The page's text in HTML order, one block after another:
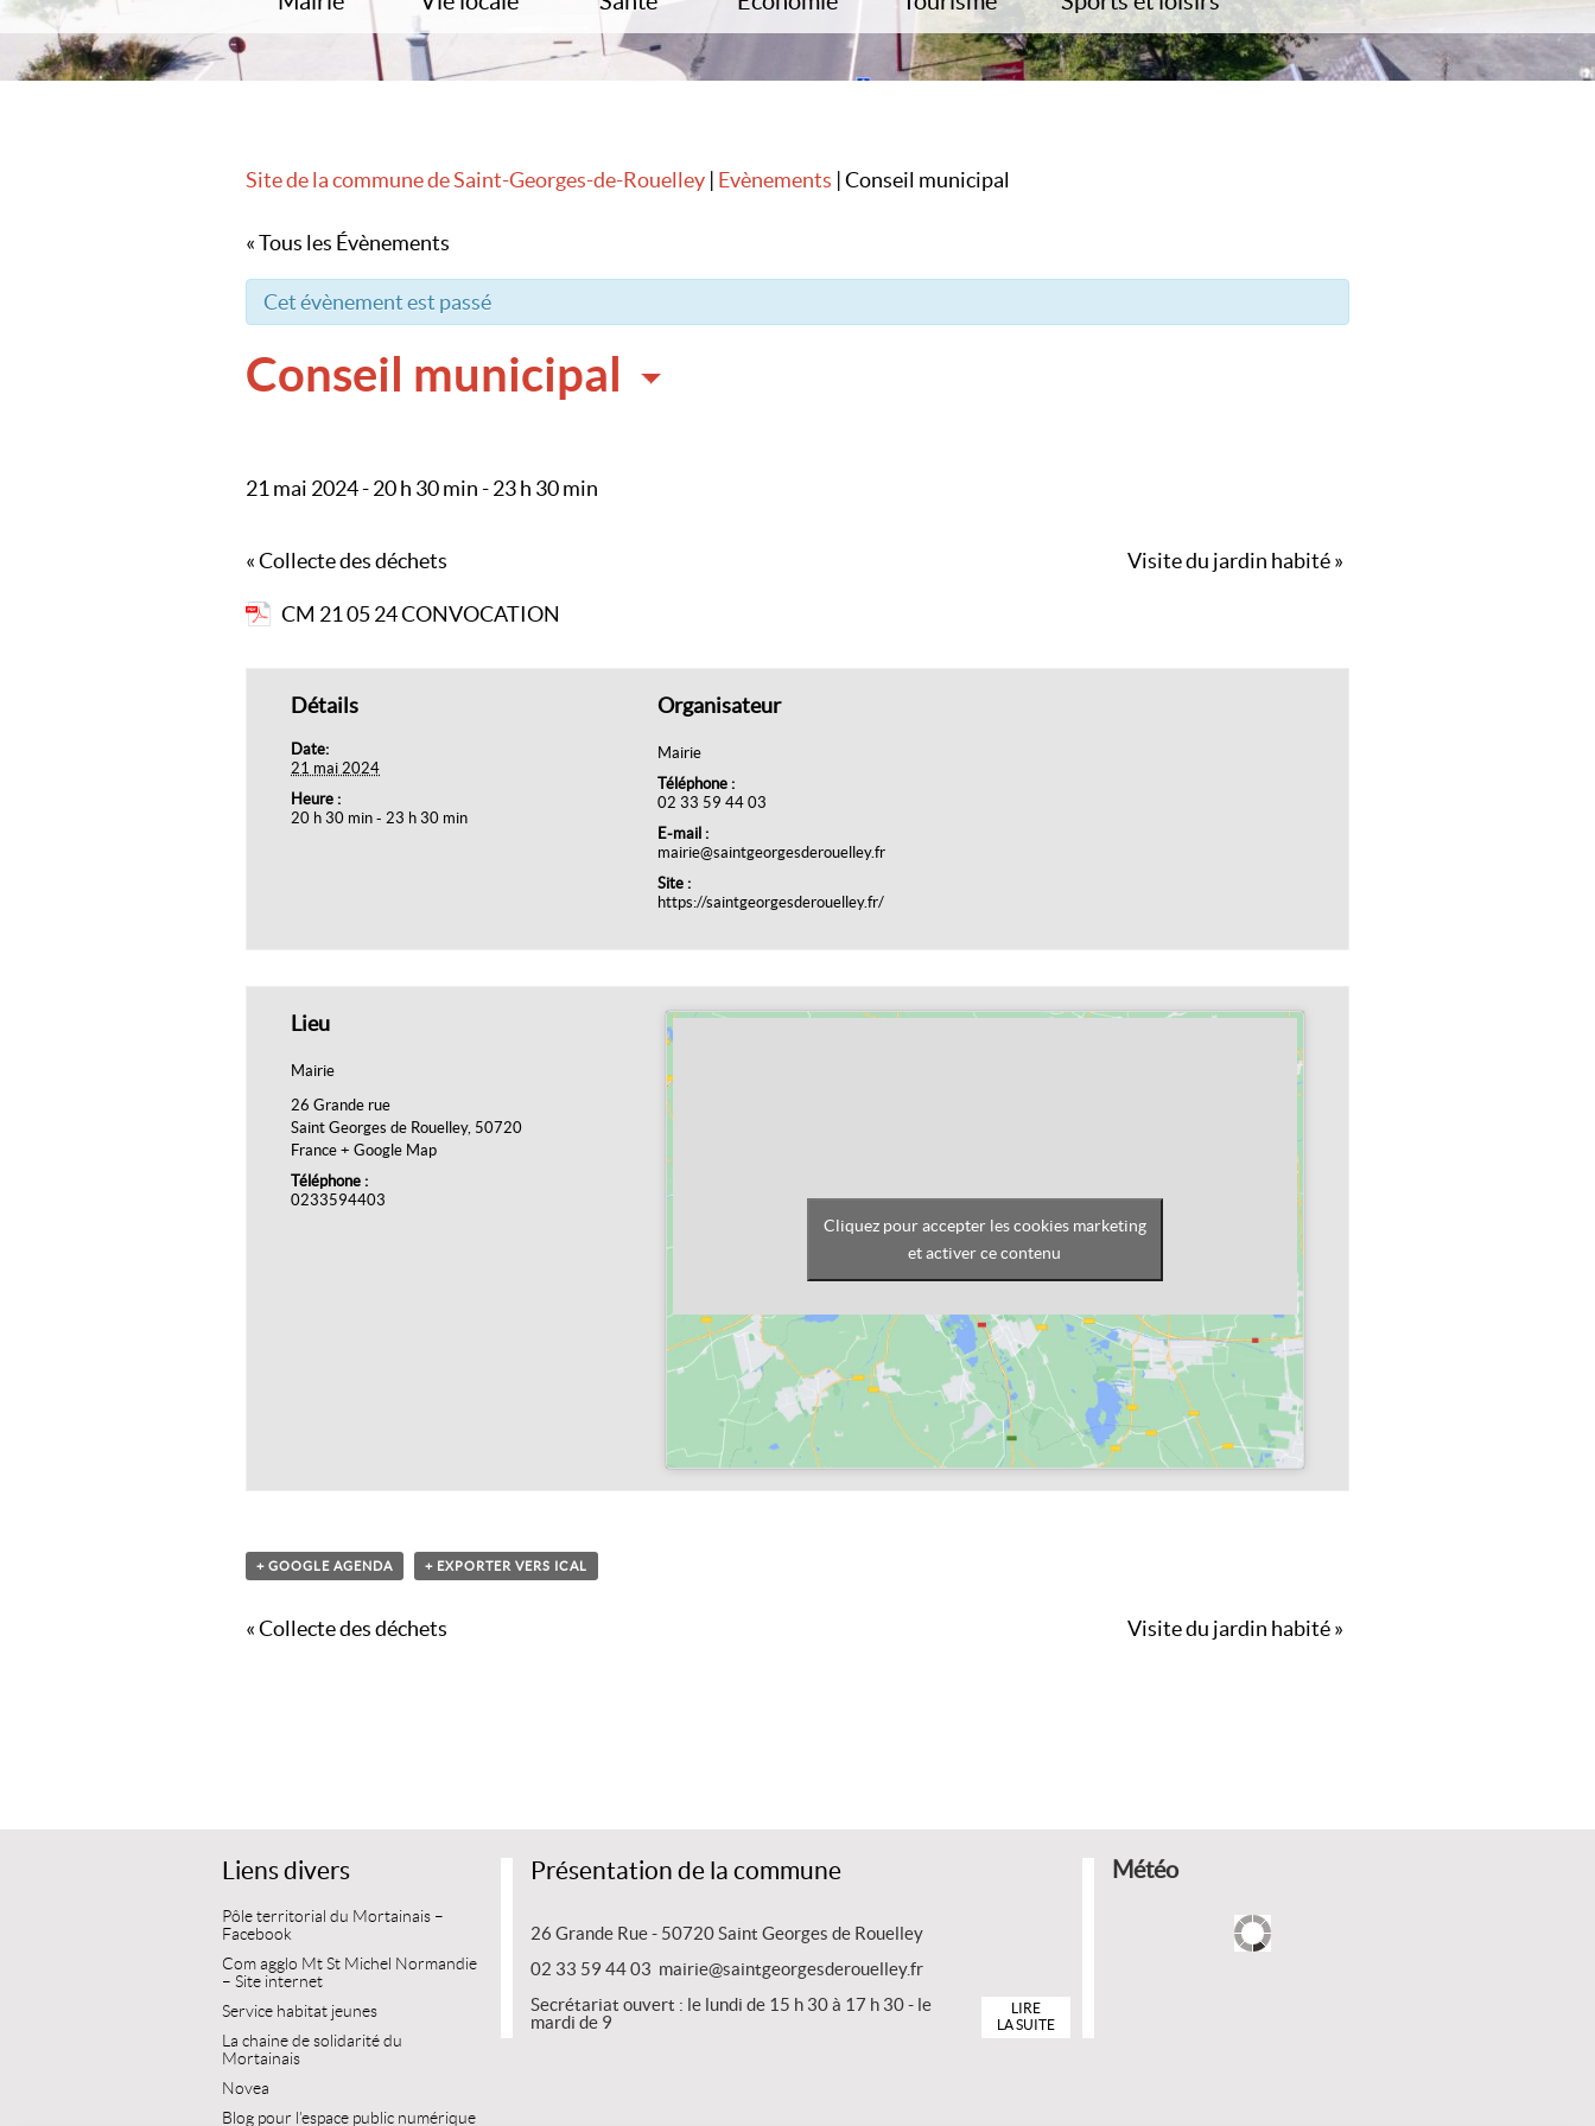
L’équipe municipale
Garde enfants
Les professionnels de santé
Informations pratiques sur votre
Commerces / Artisanat / Entreprises /
Parcours historique
Restauration – Hébergement
Site de la commune de Saint-Georges-de-Rouelley | Evènements | Conseil municipal
« Tous les Évènements
Cet évènement est passé
Conseil municipal
21 mai 2024 - 20 h 30 min-23 h 30 min
Navigation
évènement
«Collecte des déchets Visite du jardin habité»
CM 21 05 24 CONVOCATION
Détails
Date:
21 mai 2024
Heure :
20 h 30 min - 23 h 30 min
Organisateur
Mairie
Téléphone :
02 33 59 44 03
E-mail :
mairie@saintgeorgesderouelley.fr
Site :
https://saintgeorgesderouelley.fr/
Lieu
Mairie
26 Grande rue
Saint Georges de Rouelley, 50720
France + Google Map
Téléphone :
0233594403
Cliquez pour accepter les cookies marketing
et activer ce contenu
+ GOOGLE AGENDA + EXPORTER VERS ICAL
Navigation
«Collecte des déchets Visite du jardin habité»
Liens divers
Pôle territorial du Mortainais –
Facebook
Com agglo Mt St Michel Normandie
– Site internet
Service habitat jeunes
La chaine de solidarité du
Mortainais
Novea
Blog pour l’espace public numérique
Présentation de la commune
26 Grande Rue - 50720 Saint Georges de Rouelley
02 33 59 44 03 mairie@saintgeorgesderouelley.fr
Secrétariat ouvert : le lundi de 15 h 30 à 17 h 30 - le
mardi de 9
LIRE
LA SUITE
Météo